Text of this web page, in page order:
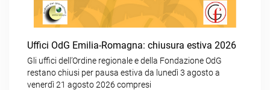
Uffici OdG Emilia-Romagna: chiusura estiva 2026
Gli uffici dell’Ordine regionale e della Fondazione OdG
restano chiusi per pausa estiva da lunedì 3 agosto a
venerdì 21 agosto 2026 compresi